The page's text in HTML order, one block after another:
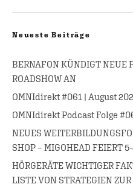
Neueste Beiträge
BERNAFON KÜNDIGT NEUE
ROADSHOW AN
OMNIdirekt #061 | August
OMNIdirekt Podcast Folge
NEUES
SHOP – MIGOHEAD FEIERT
HÖRGERÄTE WICHTIGER
LISTE VON STRATEGIEN